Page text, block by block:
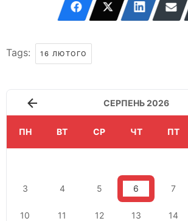
Tags: 16 ЛЮТОГО
СЕРПЕНЬ 2026
ПН ВТ СР ЧТ ПТ
3 4 5 6 7
10 11 12 13 14